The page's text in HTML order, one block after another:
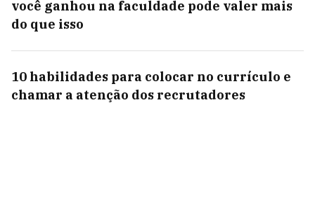
você ganhou na faculdade pode valer mais
do que isso
10 habilidades para colocar no currículo e
chamar a atenção dos recrutadores